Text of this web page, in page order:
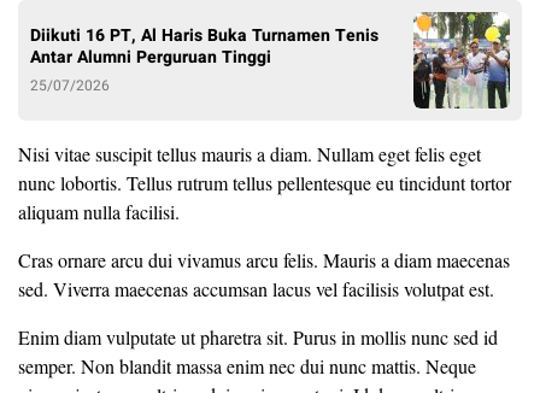
Diikuti 16 PT, Al Haris Buka Turnamen Tenis
Antar Alumni Perguruan Tinggi
25/07/2026
Nisi vitae suscipit tellus mauris a diam. Nullam eget felis eget
nunc lobortis. Tellus rutrum tellus pellentesque eu tincidunt tortor
aliquam nulla facilisi.
Cras ornare arcu dui vivamus arcu felis. Mauris a diam maecenas
sed. Viverra maecenas accumsan lacus vel facilisis volutpat est.
Enim diam vulputate ut pharetra sit. Purus in mollis nunc sed id
semper. Non blandit massa enim nec dui nunc mattis. Neque